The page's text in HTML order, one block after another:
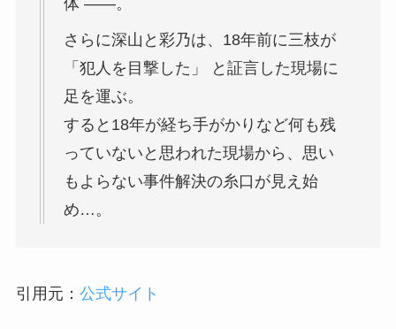
体 ——。
さらに深山と彩乃は、18年前に三枝が
「犯人を目撃した」 と証言した現場に
足を運ぶ。
すると18年が経ち手がかりなど何も残
っていないと思われた現場から、思い
もよらない事件解決の糸口が見え始
め…。
引用元： 公式サイト